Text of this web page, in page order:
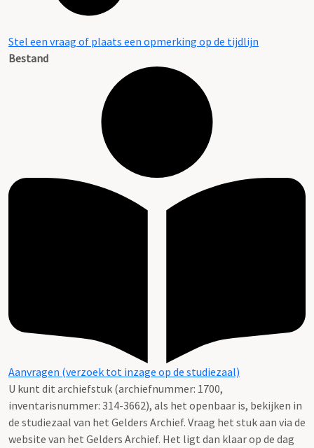
Stel een vraag of plaats een opmerking op de tijdlijn
Bestand
Aanvragen (verzoek tot inzage op de studiezaal)
U kunt dit archiefstuk (archiefnummer: 1700,
inventarisnummer: 314-3662), als het openbaar is, bekijken in
de studiezaal van het Gelders Archief. Vraag het stuk aan via de
website van het Gelders Archief. Het ligt dan klaar op de dag